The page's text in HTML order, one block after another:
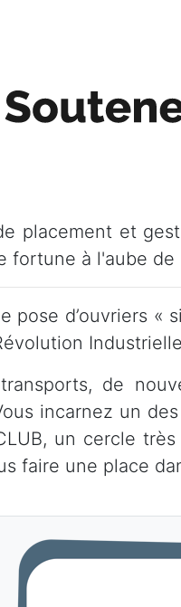
placement et
fortune à l'aube
pose d’ouvriers «
transports, de
incarnez un
un cercle
faire une place